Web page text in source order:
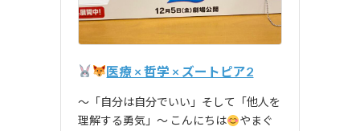
医療 × 哲学 × ズートピア2
〜「自分は自分でいい」そして「他人を
理解する勇気」〜 こんにちは
やまぐ